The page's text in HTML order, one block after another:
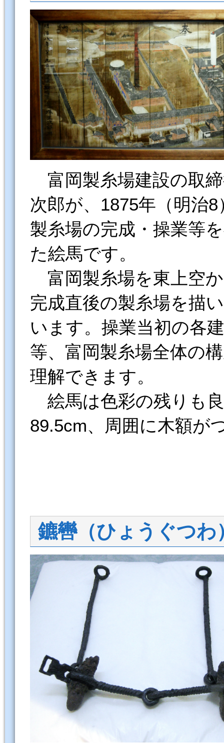
富岡製糸場建設の取
次郎が、1875年（明治8
製糸場の完成・操業等
た絵馬です。
富岡製糸場を東上空
完成直後の製糸場を描
います。操業当初の各
等、富岡製糸場全体の
理解できます。
絵馬は色彩の残りも
89.5cm、周囲に木額が
鑣轡（ひょうぐつわ